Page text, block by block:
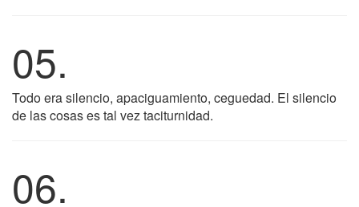
05.
Todo era silencio, apaciguamiento, ceguedad. El silencio
de las cosas es tal vez taciturnidad.
06.